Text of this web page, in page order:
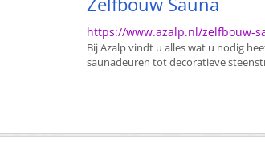
https://www.azalp.nl/zelfbouw-
Bij Azalp vindt u alles wat u nodig
saunadeuren tot decoratieve